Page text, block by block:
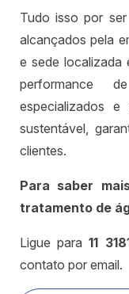
Tudo isso por
alcançados pela
e sede localizada
performance
especializados e
sustentável,
clientes.
Para saber
tratamento de
Ligue para11
contato por email.